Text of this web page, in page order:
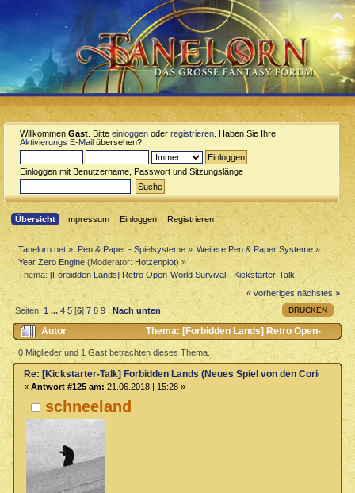
Willkommen Gast . Bitte einloggen oder registrieren . Haben Sie Ihre
Aktivierungs E-Mail übersehen?
Einloggen mit Benutzername, Passwort und Sitzungslänge
Übersicht Impressum Einloggen Registrieren
Tanelorn.net » Pen & Paper - Spielsysteme» Weitere Pen & Paper Systeme »
Year Zero Engine (Moderator:Hotzenplot) »
Thema:[Forbidden Lands] Retro Open-World Survival - Kickstarter-Talk
« vorheriges nächstes »
DRUCKEN
Seiten:1 ...4 5 [6]7 8 9 Nach unten
Autor
Thema: [Forbidden Lands] Retro Open-
World Survival - Kickstarter-Talk (Gelesen 44174 mal)
0 Mitglieder und 1 Gast betrachten dieses Thema.
schneeland
Re: [Kickstarter-Talk] Forbidden Lands (Neues Spiel von den Coriolis-
« Antwort #125 am: 21.06.2018 | 15:28 »